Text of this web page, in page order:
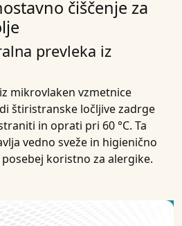
čiščenje za
prevleka iz
mikrovlaken vzmetnice
štiristranske ločljive zadrge
in oprati pri 60 °C. Ta
vedno sveže in higienično
koristno za alergike.